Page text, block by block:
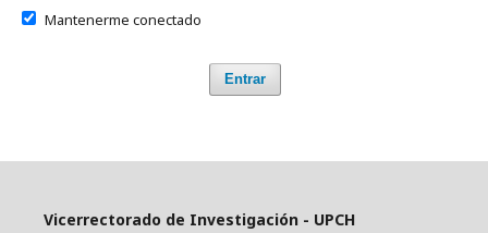
Mantenerme conectado
Entrar
Vicerrectorado de Investigación - UPCH